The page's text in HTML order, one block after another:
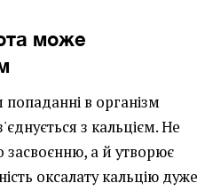
може
попаданні в організм
з кальцієм. Не
а й утворює
оксалату кальцію дуже